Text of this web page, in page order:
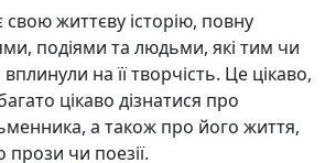
життєву історію, повну
подіями та людьми, які тим чи
на її творчість. Це цікаво,
цікаво дізнатися про
а також про його життя,
прози чи поезії.